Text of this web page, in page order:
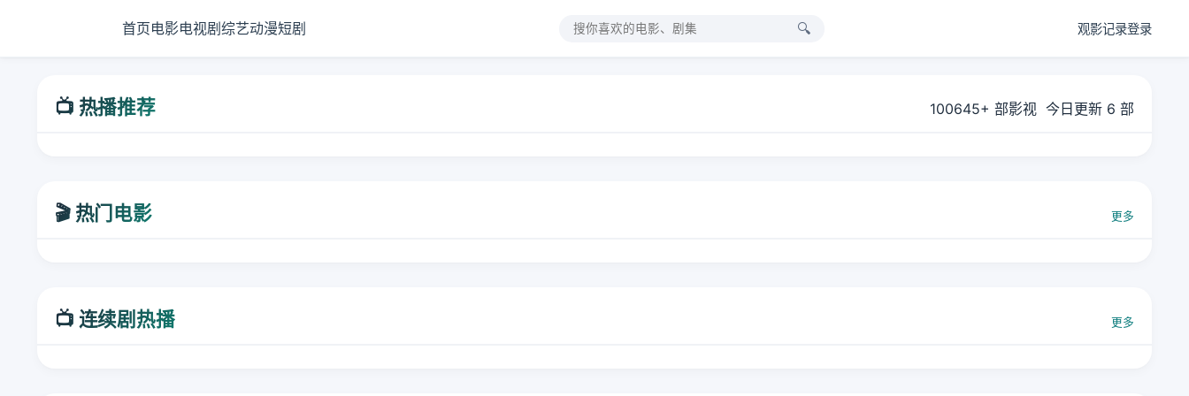
首页电影电视剧 综艺动漫短剧 🔍 观影记录登录
📺 热播推荐 100645+ 部影视 今日更新 6 部
🎬 热门电影 更多
📺 连续剧热播 更多